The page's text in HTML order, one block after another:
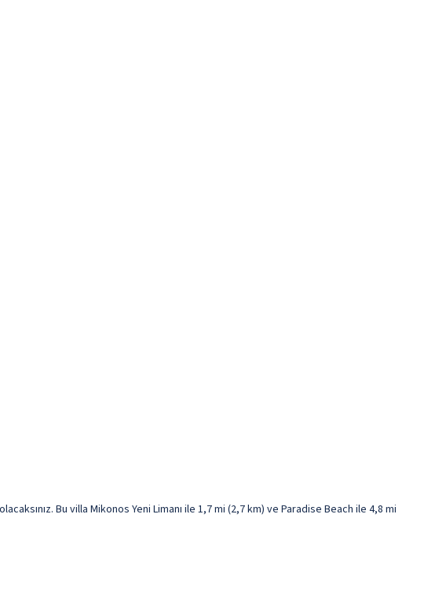
Bu villa Mikonos Yeni Limanı ile 1,7 mi (2,7 km) ve Paradise Beach ile 4,8 mi